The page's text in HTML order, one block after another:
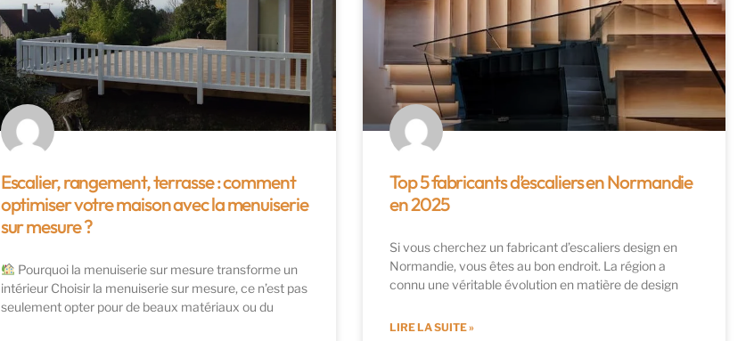
Escalier, rangement, terrasse : comment
optimiser votre maison avec la menuiserie
sur mesure ?
Pourquoi la menuiserie sur mesure transforme un
intérieur Choisir la menuiserie sur mesure, ce n’est pas
seulement opter pour de beaux matériaux ou du
Top 5 fabricants d’escaliers en Normandie
en 2025
Si vous cherchez un fabricant d’escaliers design en
Normandie, vous êtes au bon endroit. La région a
connu une véritable évolution en matière de design
LIRE LA SUITE »